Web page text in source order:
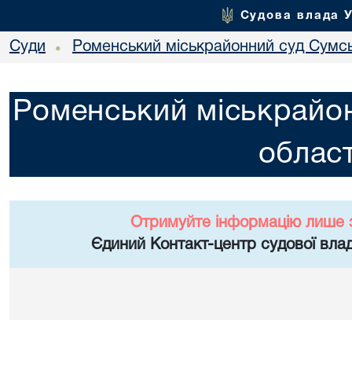
Судова влада
Суди • Роменський міськрайонний суд
Роменський
Отримуйте інформацію лише
Єдиний Контакт-центр судової